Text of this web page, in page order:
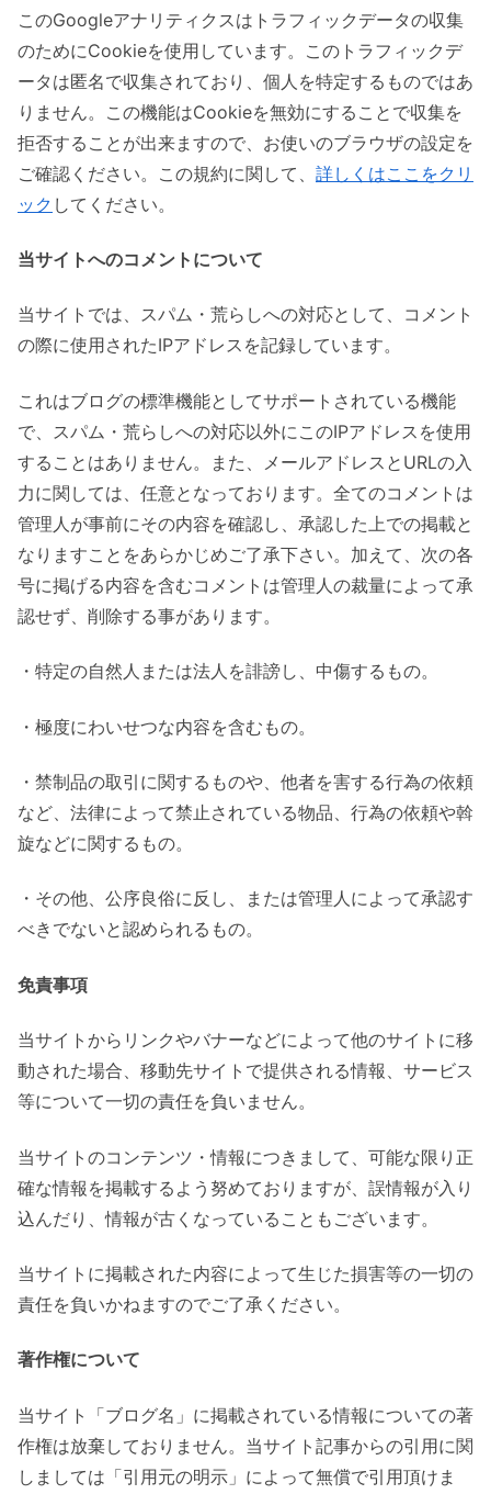
このGoogleアナリティクスはトラフィックデータの収集
のためにCookieを使用しています。このトラフィックデ
ータは匿名で収集されており、個人を特定するものではあ
りません。この機能はCookieを無効にすることで収集を
拒否することが出来ますので、お使いのブラウザの設定を
ご確認ください。この規約に関して、 詳しくはここをクリ
ック してください。
当サイトへのコメントについて
当サイトでは、スパム・荒らしへの対応として、コメント
の際に使用されたIPアドレスを記録しています。
これはブログの標準機能としてサポートされている機能
で、スパム・荒らしへの対応以外にこのIPアドレスを使用
することはありません。また、メールアドレスとURLの入
力に関しては、任意となっております。全てのコメントは
管理人が事前にその内容を確認し、承認した上での掲載と
なりますことをあらかじめご了承下さい。加えて、次の各
号に掲げる内容を含むコメントは管理人の裁量によって承
認せず、削除する事があります。
・特定の自然人または法人を誹謗し、中傷するもの。
・極度にわいせつな内容を含むもの。
・禁制品の取引に関するものや、他者を害する行為の依頼
など、法律によって禁止されている物品、行為の依頼や斡
旋などに関するもの。
・その他、公序良俗に反し、または管理人によって承認す
べきでないと認められるもの。
免責事項
当サイトからリンクやバナーなどによって他のサイトに移
動された場合、移動先サイトで提供される情報、サービス
等について一切の責任を負いません。
当サイトのコンテンツ・情報につきまして、可能な限り正
確な情報を掲載するよう努めておりますが、誤情報が入り
込んだり、情報が古くなっていることもございます。
当サイトに掲載された内容によって生じた損害等の一切の
責任を負いかねますのでご了承ください。
著作権について
当サイト「ブログ名」に掲載されている情報についての著
作権は放棄しておりません。当サイト記事からの引用に関
しましては「引用元の明示」によって無償で引用頂けま